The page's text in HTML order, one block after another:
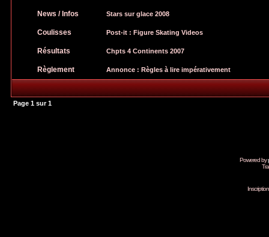
News / Infos Stars sur glace 2008
Coulisses Post-it : Figure Skating Videos
Résultats Chpts 4 Continents 2007
Règlement Annonce : Règles à lire impérativement
Page 1 sur1
Powered by